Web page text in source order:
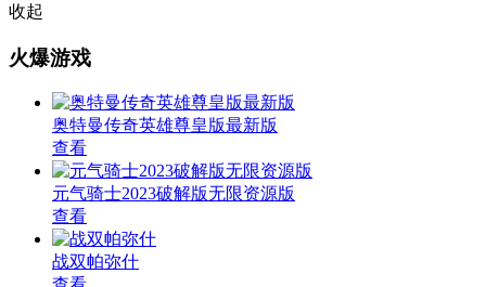
收起
火爆游戏
奥特曼传奇英雄尊皇版最新版
查看
元气骑士2023破解版无限资源版
查看
战双帕弥什